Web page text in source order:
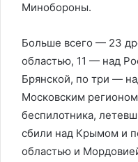
Минобороны.
Больше всего — 23
областью, 11 — над
Брянской, по три —
Московским
беспилотника,
сбили над Крымом и
областью и